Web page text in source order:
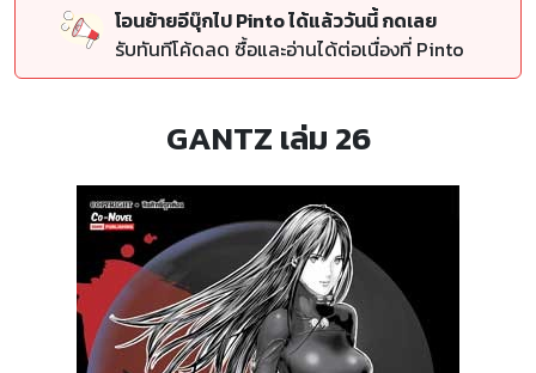
โอนย้ายอีบุ๊กไป Pinto ได้แล้ววันนี้ กดเลย
รับทันทีโค้ดลด ซื้อและอ่านได้ต่อเนื่องที่ Pinto
GANTZ เล่ม 26